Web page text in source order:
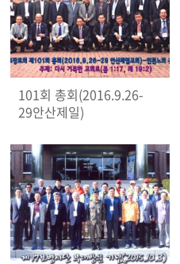
101회 총회(2016.9.26-
29안산제일)